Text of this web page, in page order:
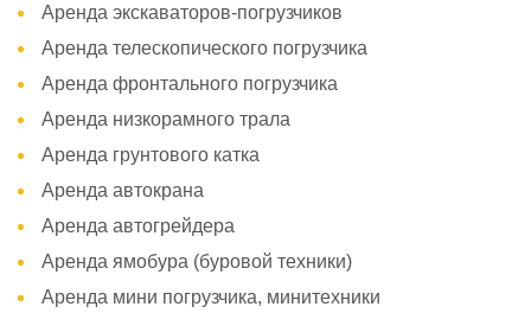
Аренда экскаваторов-погрузчиков
Аренда телескопического погрузчика
Аренда фронтального погрузчика
Аренда низкорамного трала
Аренда грунтового катка
Аренда автокрана
Аренда автогрейдера
Аренда ямобура (буровой техники)
Аренда мини погрузчика, минитехники